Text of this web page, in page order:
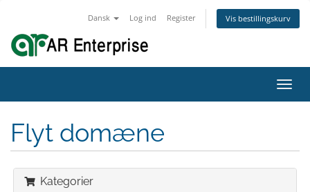
Dansk Log ind Register Vis bestillingskurv
Flyt domæne
Kategorier